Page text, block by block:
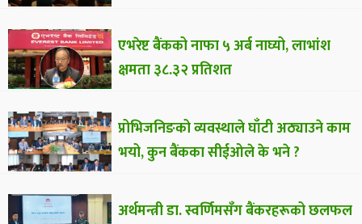
एभरेष्ट बैंकको नाफा ५ अर्ब नाघ्यो, लाभांश
क्षमता ३८.३२ प्रतिशत
प्रोभिजनिङको व्यवस्थाले घाँटी अठ्याउने काम
भयो, कुन बैंकका सीईओले के भने ?
अर्थमन्त्री डा. स्वर्णिमसँग बैंकरहरूको छलफल